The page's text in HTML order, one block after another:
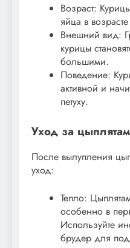
Возраст:
яйца в
Внешний вид:
курицы
большими.
Поведение:
активной и
петуху.
Уход за
После вылупления
уход:
Тепло:
особенно в
Используйте
брудер для